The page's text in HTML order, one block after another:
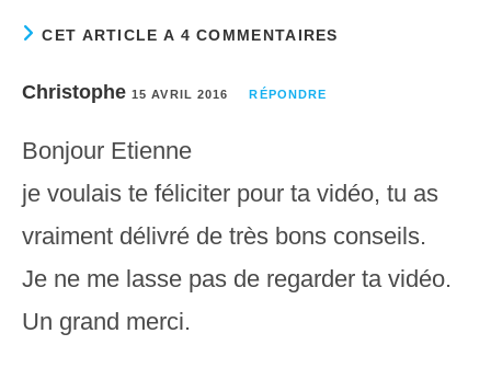
CET ARTICLE A 4 COMMENTAIRES
Christophe 15 AVRIL 2016 RÉPONDRE
Bonjour Etienne
je voulais te féliciter pour ta vidéo, tu as
vraiment délivré de très bons conseils.
Je ne me lasse pas de regarder ta vidéo.
Un grand merci.